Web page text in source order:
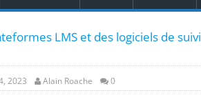
LMS et des logiciels de suivi
2023 Alain Roache 0